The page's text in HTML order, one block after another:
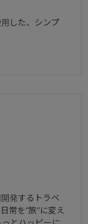
した、シンプ
発するトラベ
常を“旅”に変え